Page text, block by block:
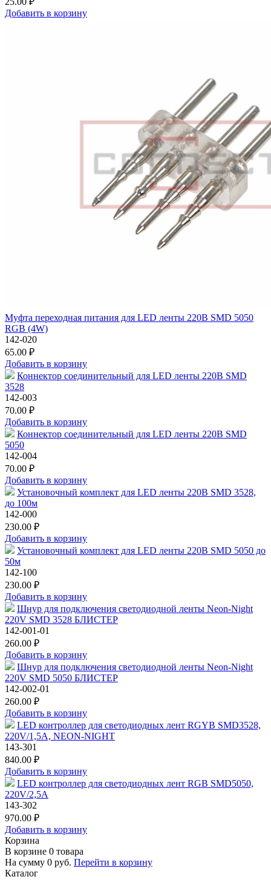
Добавить в корзину
Муфта переходная питания для LED ленты 220В SMD 5050
RGB (4W)
142-020
65.00 ₽
Добавить в корзину
Коннектор соединительный для LED ленты 220В SMD
3528
142-003
70.00 ₽
Добавить в корзину
Коннектор соединительный для LED ленты 220В SMD
5050
142-004
70.00 ₽
Добавить в корзину
Установочный комплект для LED ленты 220В SMD 3528,
до 100м
142-000
230.00 ₽
Добавить в корзину
Установочный комплект для LED ленты 220В SMD 5050 до
50м
142-100
230.00 ₽
Добавить в корзину
Шнур для подключения светодиодной ленты Neon-Night
220V SMD 3528 БЛИСТЕР
142-001-01
260.00 ₽
Добавить в корзину
Шнур для подключения светодиодной ленты Neon-Night
220V SMD 5050 БЛИСТЕР
142-002-01
260.00 ₽
Добавить в корзину
LED контроллер для светодиодных лент RGYB SMD3528,
220V/1,5А, NEON-NIGHT
143-301
840.00 ₽
Добавить в корзину
LED контроллер для светодиодных лент RGB SMD5050,
220V/2,5А
143-302
970.00 ₽
Добавить в корзину
Корзина
В корзине 0 товара
На сумму 0 руб. Перейти в корзину
Каталог